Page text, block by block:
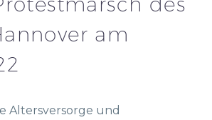
am
Altersversorge und